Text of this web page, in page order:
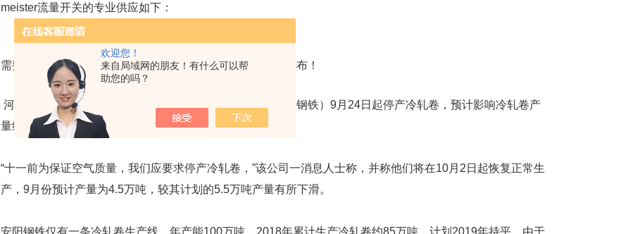
欢迎您！
来自局域网的朋友！有什么可以帮
助您的吗？
meister流量开关的专业供应如下：
需要更多的德国纯进口meister流量开关都可以关注我们的发布！
河南大的冷轧卷生产商，河南安阳钢铁集团有限公司（安阳钢铁）9月24日起停产冷轧卷，预计影响冷轧卷产
量约2,000吨/天。
“十一前为保证空气质量，我们应要求停产冷轧卷，”该公司一消息人士称，并称他们将在10月2日起恢复正常生
产，9月份预计产量为4.5万吨，较其计划的5.5万吨产量有所下滑。
安阳钢铁仅有一条冷轧卷生产线，年产能100万吨。2018年累计生产冷轧卷约85万吨，计划2019年持平。由于